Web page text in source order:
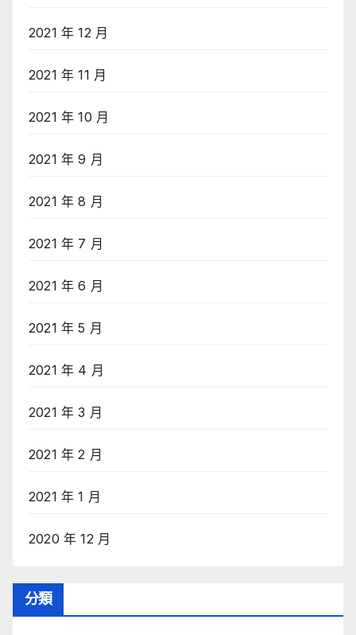
2021 年 12 月
2021 年 11 月
2021 年 10 月
2021 年 9 月
2021 年 8 月
2021 年 7 月
2021 年 6 月
2021 年 5 月
2021 年 4 月
2021 年 3 月
2021 年 2 月
2021 年 1 月
2020 年 12 月
分類